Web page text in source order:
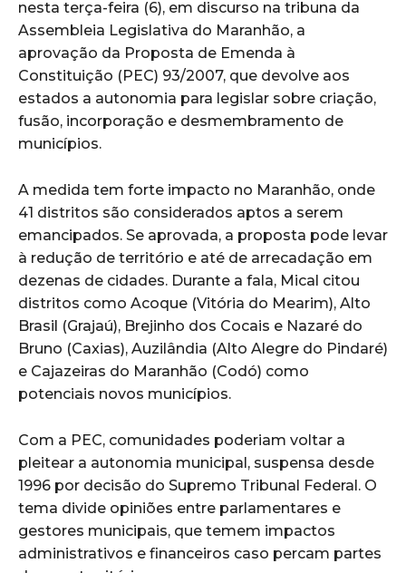
nesta terça-feira (6), em discurso na tribuna da
Assembleia Legislativa do Maranhão, a
aprovação da Proposta de Emenda à
Constituição (PEC) 93/2007, que devolve aos
estados a autonomia para legislar sobre criação,
fusão, incorporação e desmembramento de
municípios.
A medida tem forte impacto no Maranhão, onde
41 distritos são considerados aptos a serem
emancipados. Se aprovada, a proposta pode levar
à redução de território e até de arrecadação em
dezenas de cidades. Durante a fala, Mical citou
distritos como Acoque (Vitória do Mearim), Alto
Brasil (Grajaú), Brejinho dos Cocais e Nazaré do
Bruno (Caxias), Auzilândia (Alto Alegre do Pindaré)
e Cajazeiras do Maranhão (Codó) como
potenciais novos municípios.
Com a PEC, comunidades poderiam voltar a
pleitear a autonomia municipal, suspensa desde
1996 por decisão do Supremo Tribunal Federal. O
tema divide opiniões entre parlamentares e
gestores municipais, que temem impactos
administrativos e financeiros caso percam partes